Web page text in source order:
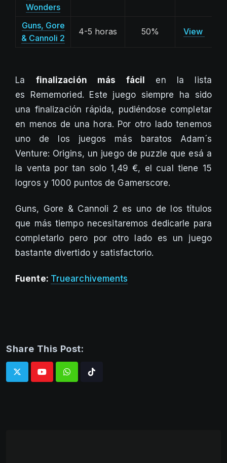
Wonders
Guns, Gore
& Cannoli 2
4-5 horas 50% View
La finalización más fácil
en la lista
es Rememoried. Este juego siempre ha sido
una finalización rápida, pudiéndose completar
en menos de una hora. Por otro lado tenemos
uno de los juegos más baratos Adam´s
Venture: Origins, un juego de puzzle que esá a
la venta por tan solo 1,49 €, el cual tiene 15
logros y 1000 puntos de Gamerscore.
Guns, Gore & Cannoli 2 es uno de los títulos
que más tiempo necesitaremos dedicarle para
completarlo pero por otro lado es un juego
bastante divertido y satisfactorio.
Fuente: Truearchivements
Share This Post:
WhatsappTiktok